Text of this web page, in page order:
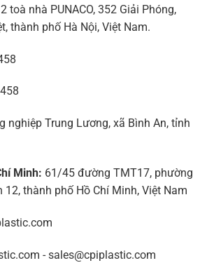
toà nhà PUNACO, 352 Giải Phóng,
thành phố Hà Nội, Việt Nam.
nghiệp Trung Lương, xã Bình An, tỉnh
Minh: 61/45 đường TMT17, phường
12, thành phố Hồ Chí Minh, Việt Nam
- sales@cpiplastic.com